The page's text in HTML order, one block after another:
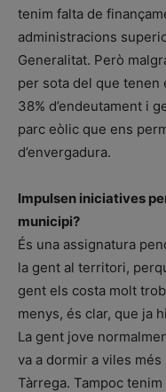
tenim falta de
administracions
Generalitat. Però
per sota del que tenen
38% d’endeutament i
parc eòlic que ens
d’envergadura.
Impulsen iniciatives
municipi?
És una assignatura
la gent al territori,
gent els costa molt
menys, és clar, que ja
La gent jove
va a dormir a viles
Tàrrega. Tampoc